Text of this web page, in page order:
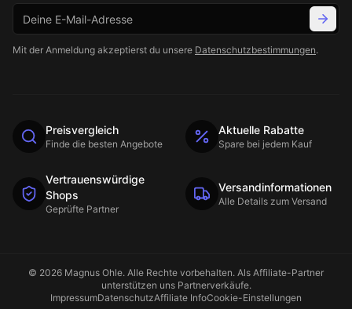
Mit der Anmeldung akzeptierst du unsere Datenschutzbestimmungen.
Preisvergleich
Finde die besten Angebote
Aktuelle Rabatte
Spare bei jedem Kauf
Vertrauenswürdige
Shops
Geprüfte Partner
Versandinformationen
Alle Details zum Versand
© 2026 Magnus Ohle. Alle Rechte vorbehalten. Als Affiliate-Partner
unterstützen uns Partnerverkäufe.
ImpressumDatenschutzAffiliate InfoCookie-Einstellungen